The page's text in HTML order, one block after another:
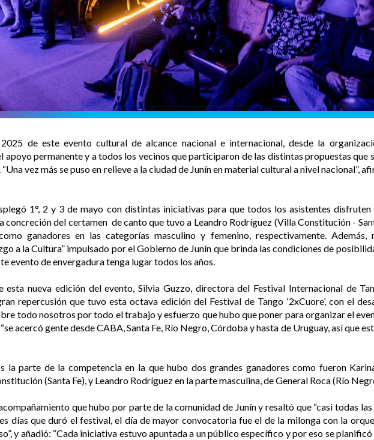
de este evento cultural de alcance nacional e internacional, desde la
apoyo permanente y a todos los vecinos que participaron de las distintas propuestas que
vez más se puso en relieve a la ciudad de Junín en material cultural a nivel nacional”,
1°, 2 y 3 de mayo con distintas iniciativas para que todos los asistentes
concreción del certamen de canto que tuvo a Leandro Rodríguez (Villa Constitución -
ganadores en las categorías masculino y femenino, respectivamente. Además,
a la Cultura” impulsado por el Gobierno de Junín que brinda las condiciones de
evento de envergadura tenga lugar todos los años.
nueva edición del evento, Silvia Guzzo, directora del Festival Internacional de
repercusión que tuvo esta octava edición del Festival de Tango ‘2xCuore’, con el
todo nosotros por todo el trabajo y esfuerzo que hubo que poner para organizar el
acercó gente desde CABA, Santa Fe, Río Negro, Córdoba y hasta de Uruguay, así que
la parte de la competencia en la que hubo dos grandes ganadores como fueron
(Santa Fe), y Leandro Rodríguez en la parte masculina, de General Roca (Río
que hubo por parte de la comunidad de Junín y resaltó que “casi todas
días que duró el festival, el día de mayor convocatoria fue el de la milonga con la
y añadió: “Cada iniciativa estuvo apuntada a un público específico y por eso se